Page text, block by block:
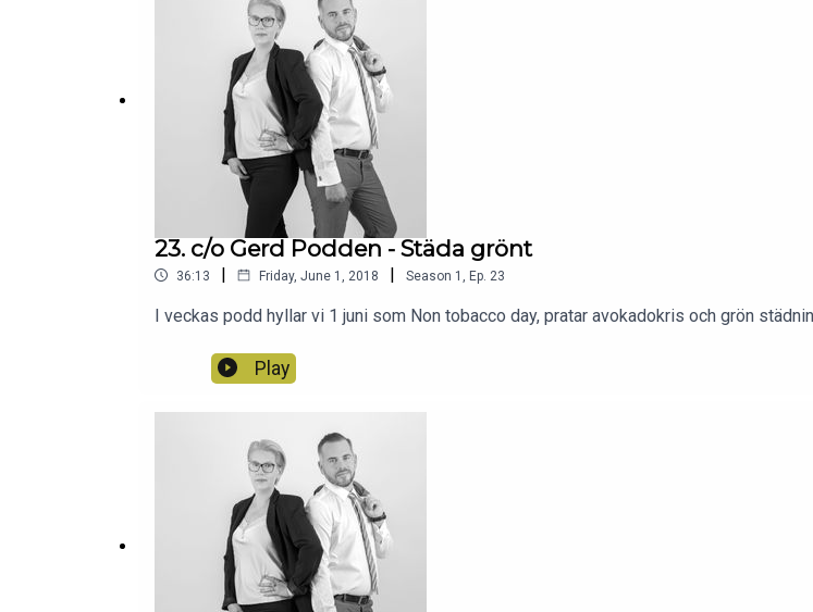
23. c/o Gerd Podden - Städa grönt
36:13 | Friday, June 1, 2018 | Season 1 Ep. 23
I veckas podd hyllar vi 1 juni som Non tobacco day, pratar avokadokris och grön
Play